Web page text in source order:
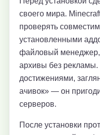
своего мира.
проверять
установленными
файловый менеджер,
архивы без рекламы.
достижениями,
ачивок» — он
серверов.
После установки